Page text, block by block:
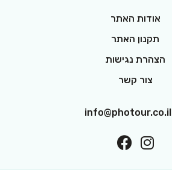
אודות האתר
תקנון האתר
הצהרת נגישות
צור קשר
info@photour.co.il
Follow On Interest
On Facebook